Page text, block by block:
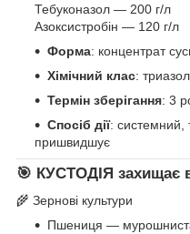
Тебуконазол — 200 г/л
Азоксистробін — 120 г/л
Форма: концентрат
Хімічний клас:
Термін зберігання: 3
Спосіб дії: системний,
пришвидшує
🎯 КУСТОДІЯ захищає
🌾 Зернові культури
Пшениця —